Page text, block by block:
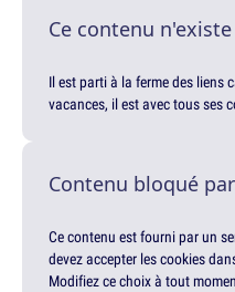
Ce contenu
Il est parti à la ferme des liens
vacances, il est avec tous ses
Contenu bloqué
Ce contenu est fourni par un
devez accepter les cookies
Modifiez ce choix à tout